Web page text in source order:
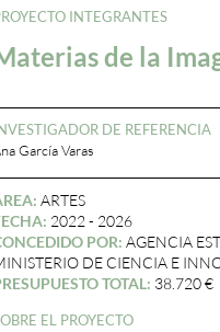
INTEGRANTES
de la
DE REFERENCIA
García Varas
ARTES
2022 - 2026
POR: AGENCIA
DE CIENCIA E
TOTAL: 38.720 €
EL PROYECTO